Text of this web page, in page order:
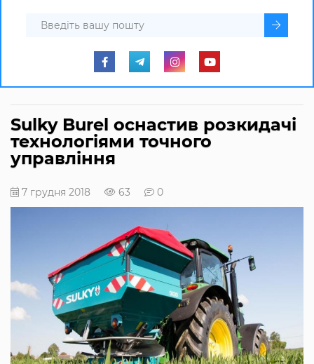
Sulky Burel оснастив розкидачі
технологіями точного
управління
7 грудня 2018 63 0